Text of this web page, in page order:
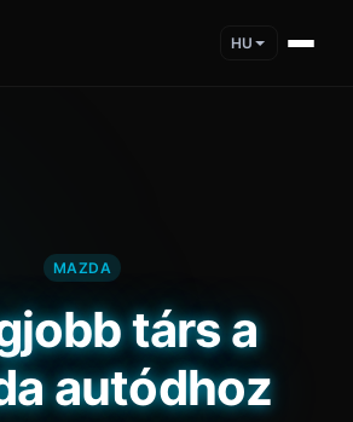
HU
MAZDA
társ a
autódhoz